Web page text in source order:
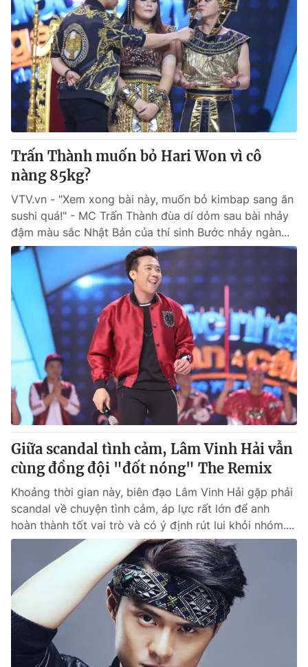
Trấn Thành muốn bỏ Hari Won vì cô
nàng 85kg?
VTV.vn - "Xem xong bài này, muốn bỏ kimbap sang ăn
sushi quá!" - MC Trấn Thành đùa dí dỏm sau bài nhảy
đậm màu sắc Nhật Bản của thí sinh Bước nhảy ngàn...
Giữa scandal tình cảm, Lâm Vinh Hải vẫn
cùng đồng đội "đốt nóng" The Remix
Khoảng thời gian này, biên đạo Lâm Vinh Hải gặp phải
scandal về chuyện tình cảm, áp lực rất lớn để anh
hoàn thành tốt vai trò và có ý định rút lui khỏi nhóm....